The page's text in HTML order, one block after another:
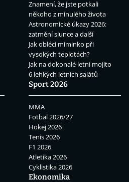
Znamení, že jste potkali
někoho z minulého života
Astronomické úkazy 2026:
zatmění slunce a další
Jak obléci miminko při
vysokých teplotách?
Jak na dokonalé letní mojito
6 lehkých letních salátů
Sport 2026
MMA
Fotbal 2026/27
Hokej 2026
Tenis 2026
F1 2026
Atletika 2026
Cyklistika 2026
Ekonomika